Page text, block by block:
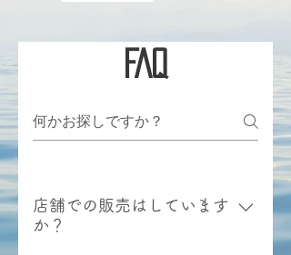
FAQ
店舗での販売はしています
か？